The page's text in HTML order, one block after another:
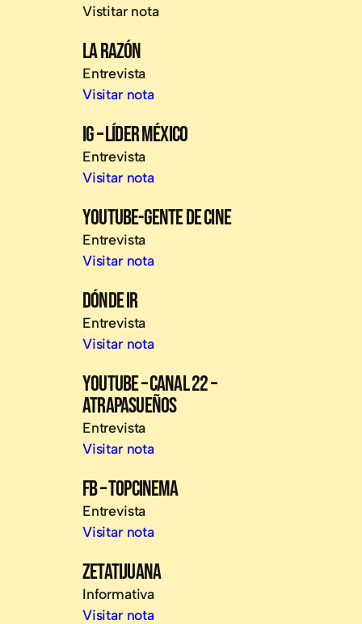
Vistitar nota
LA RAZÓN
Entrevista
Visitar nota
IG – LÍDER MÉXICO
Entrevista
Visitar nota
YOUTUBE-GENTE DE CINE
Entrevista
Visitar nota
DÓNDE IR
Entrevista
Visitar nota
YOUTUBE – CANAL 22 –
ATRAPASUEÑOS
Entrevista
Visitar nota
FB – TOPCINEMA
Entrevista
Visitar nota
ZETATIJUANA
Informativa
Visitar nota